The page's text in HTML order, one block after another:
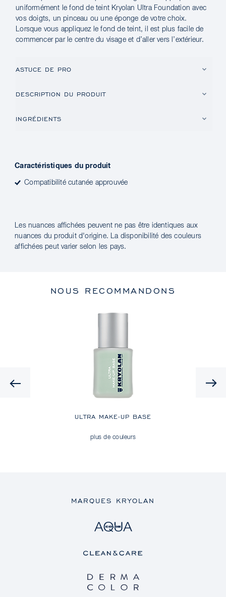
uniformément le fond de teint Kryolan Ultra Foundation avec
vos doigts, un pinceau ou une éponge de votre choix.
Lorsque vous appliquez le fond de teint, il est plus facile de
commencer par le centre du visage et d’aller vers l’extérieur.
ASTUCE DE PRO
DESCRIPTION DU PRODUIT
INGRÉDIENTS
Caractéristiques du produit
Compatibilité cutanée approuvée
Les nuances affichées peuvent ne pas être identiques aux
nuances du produit d'origine. La disponibilité des couleurs
affichées peut varier selon les pays.
NOUS RECOMMANDONS
Previous
ULTRA MAKE-UP BASE
plus de couleurs
MARQUES KRYOLAN